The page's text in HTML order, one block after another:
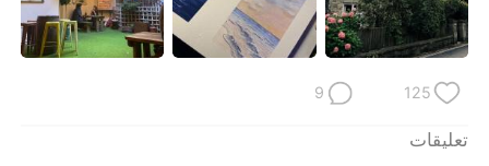
125
9
تعليقات